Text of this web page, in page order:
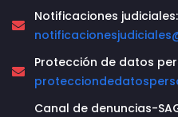
Notificaciones judiciales:
Protección de datos
Canal de denuncias-